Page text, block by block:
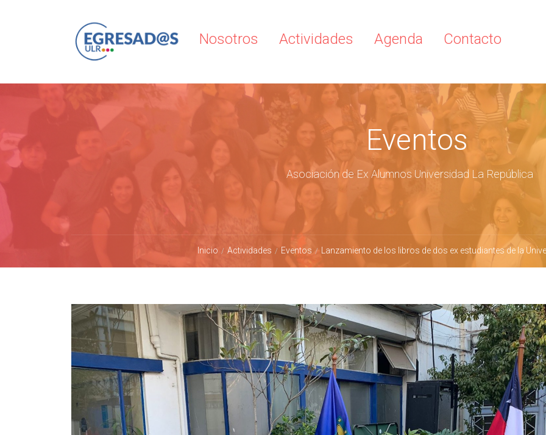
Nosotros Actividades Agenda Contacto
Eventos
Asociación de Ex Alumnos Universidad La República
Inicio Actividades Eventos Lanzamiento de los libros de dos ex estudiantes de la